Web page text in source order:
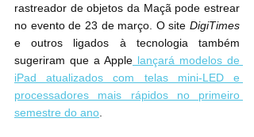
rastreador de objetos da Maçã pode estrear
no evento de 23 de março. O site DigiTimes
e outros ligados à tecnologia também
sugeriram que a Apple lançará modelos de
iPad atualizados com telas mini-LED e
processadores mais rápidos no primeiro
semestre do ano